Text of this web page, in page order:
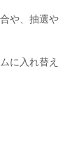
や、抽選や
に入れ替え